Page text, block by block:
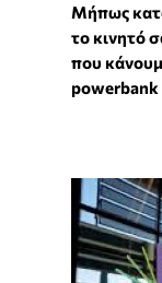
Μήπως
το κινητό
που
powerbank